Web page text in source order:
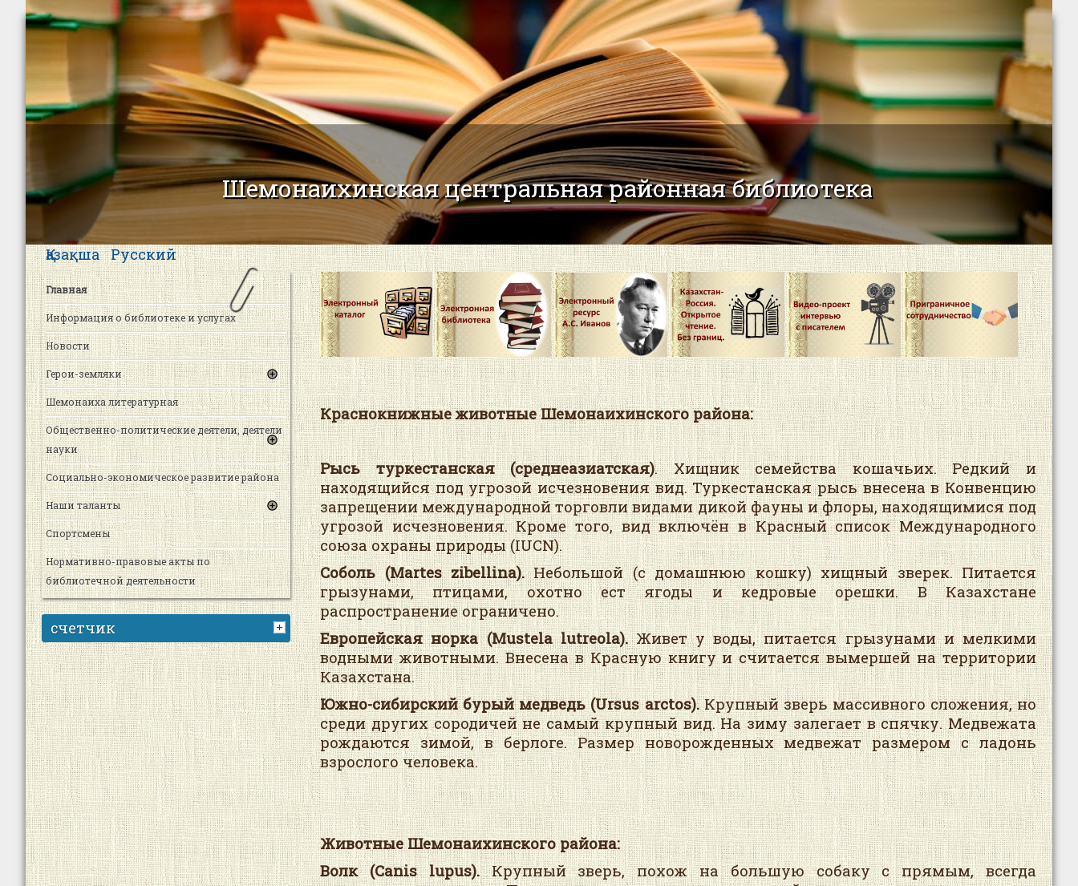
Шемонаихинская центральная районная библиотека
Қазақша Русский
Главная
Информация о библиотеке и услугах
Новости
Герои-земляки
Шемонаиха литературная
Общественно-политические деятели, деятели
науки
Социально-экономическое развитие района
Наши таланты
Спортсмены
Нормативно-правовые акты по
библиотечной деятельности
счетчик
Краснокнижные животные Шемонаихинского района:
Рысь туркестанская (среднеазиатская). Хищник семейства кошачьих. Редкий и
находящийся под угрозой исчезновения вид. Туркестанская рысь внесена в Конвенцию
запрещении международной торговли видами дикой фауны и флоры, находящимися под
угрозой исчезновения. Кроме того, вид включён в Красный список Международного
союза охраны природы (IUCN).
Соболь (Martes zibellina).Небольшой (с домашнюю кошку) хищный зверек. Питается
грызунами, птицами, охотно ест ягоды и кедровые орешки. В Казахстане
распространение ограничено.
Европейская норка (Mustela lutreola).Живет у воды, питается грызунами и мелкими
водными животными. Внесена в Красную книгу и считается вымершей на территории
Казахстана.
Южно-сибирский бурый медведь (Ursus arctos).Крупный зверь массивного сложения, но
среди других сородичей не самый крупный вид. На зиму залегает в спячку. Медвежата
рождаются зимой, в берлоге. Размер новорожденных медвежат размером с ладонь
взрослого человека.
Животные Шемонаихинского района:
Волк (Canis lupus).Крупный зверь, похож на большую собаку с прямым, всегда